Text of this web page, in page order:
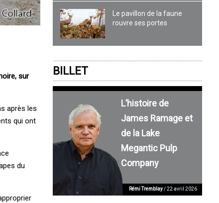
sur
après les
qui ont
du
Le pavillon de la faune
rouvre ses portes
BILLET
L’histoire de
James Ramage et
de la Lake
Megantic Pulp
Company
Rémi Tremblay/ 22 avril 2026